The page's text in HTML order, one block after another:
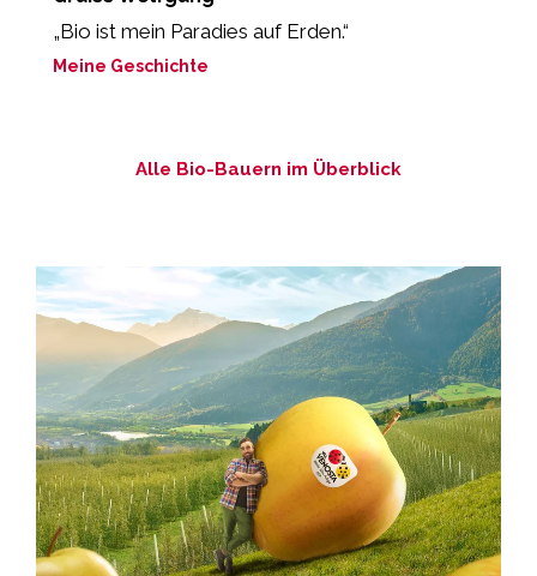
„Bio ist mein Paradies auf Erden.“
Meine Geschichte
Alle Bio-Bauern im Überblick